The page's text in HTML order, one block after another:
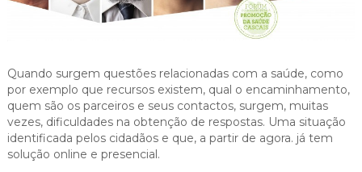
Planeamento Estratégico
Urbanismo
Economia & Inovação
Qualidade de vida
Sociedade & Educação
Jornal C
ESTUDAR
TEMPOS LIVRES
MOBILIDADE
Quando surgem questões relacionadas com a saúde, como
por exemplo que recursos existem, qual o encaminhamento,
quem são os parceiros e seus contactos, surgem, muitas
vezes, dificuldades na obtenção de respostas. Uma situação
identificada pelos cidadãos e que, a partir de agora. já tem
solução online e presencial.